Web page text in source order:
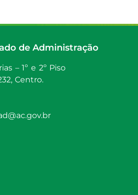
de Administração
– 1º e 2º Piso
Centro.